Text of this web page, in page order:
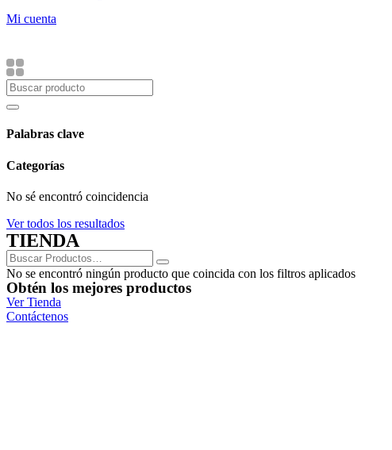
Mi cuenta
Palabras clave
Categorías
No sé encontró coincidencia
Ver todos los resultados
TIENDA
No se encontró ningún producto que coincida con los filtros aplicados
Obtén los mejores productos
Ver Tienda
Contáctenos